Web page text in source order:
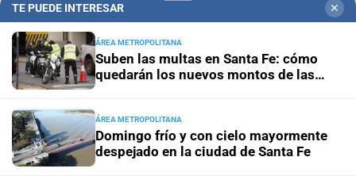
Horóscopo del díaHoróscopo de hoy para Piscis: 09 de
agosto de 2026
Horóscopo del día Horóscopo de hoy para Acuario: 09
de agosto de 2026
TE PUEDE INTERESAR ✕
ÁREA METROPOLITANA
Suben las multas en Santa Fe: cómo
quedarán los nuevos montos de las
ÁREA METROPOLITANA
Domingo frío y con cielo mayormente
despejado en la ciudad de Santa Fe